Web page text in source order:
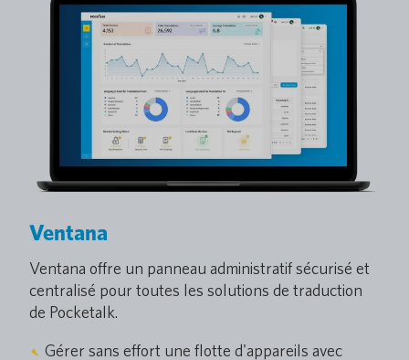
Ventana
Ventana offre un panneau administratif sécurisé et
centralisé pour toutes les solutions de traduction
de Pocketalk.
Gérer sans effort une flotte d'appareils avec